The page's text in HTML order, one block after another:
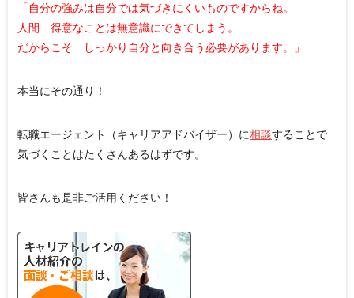
「自分の強みは自分では気づきにくいものですからね。
人間 得意なことは無意識にできてしまう。
だからこそ しっかり自分と向き合う必要があります。」
本当にその通り！
転職エージェント（キャリアアドバイザー）に相談することで
気づくことはたくさんあるはずです。
皆さんも是非ご活用ください！